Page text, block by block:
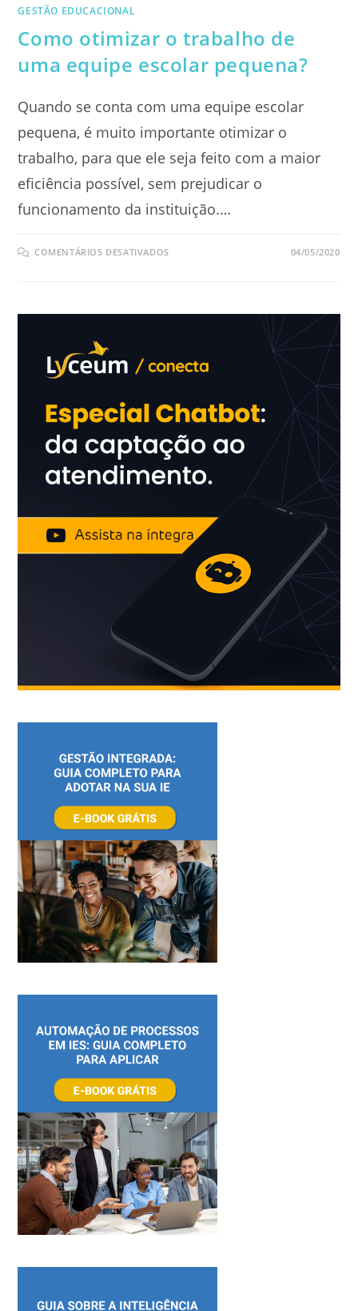
GESTÃO EDUCACIONAL
Como otimizar o trabalho de
uma equipe escolar pequena?
Quando se conta com uma equipe escolar
pequena, é muito importante otimizar o
trabalho, para que ele seja feito com a maior
eficiência possível, sem prejudicar o
funcionamento da instituição.…
COMENTÁRIOS DESATIVADOSEM
UMA
04/05/2020